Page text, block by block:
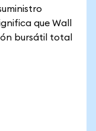
que Wall
bursátil total